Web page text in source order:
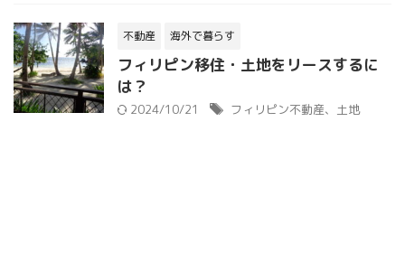
不動産 海外で暮らす
フィリピン移住・土地をリースするに
は？
2024/10/21 フィリピン不動産、土地